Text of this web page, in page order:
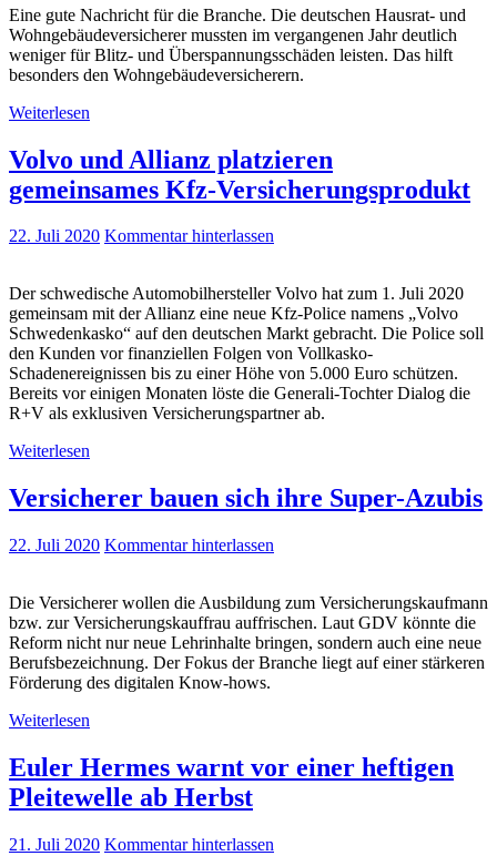
Eine gute Nachricht für die Branche. Die deutschen Hausrat- und
Wohngebäudeversicherer mussten im vergangenen Jahr deutlich
weniger für Blitz- und Überspannungsschäden leisten. Das hilft
besonders den Wohngebäudeversicherern.
Weiterlesen
Volvo und Allianz platzieren
gemeinsames Kfz-Versicherungsprodukt
22. Juli 2020 Kommentar hinterlassen
Der schwedische Automobilhersteller Volvo hat zum 1. Juli 2020
gemeinsam mit der Allianz eine neue Kfz-Police namens „Volvo
Schwedenkasko“ auf den deutschen Markt gebracht. Die Police soll
den Kunden vor finanziellen Folgen von Vollkasko-
Schadenereignissen bis zu einer Höhe von 5.000 Euro schützen.
Bereits vor einigen Monaten löste die Generali-Tochter Dialog die
R+V als exklusiven Versicherungspartner ab.
Weiterlesen
Versicherer bauen sich ihre Super-Azubis
22. Juli 2020 Kommentar hinterlassen
Die Versicherer wollen die Ausbildung zum Versicherungskaufmann
bzw. zur Versicherungskauffrau auffrischen. Laut GDV könnte die
Reform nicht nur neue Lehrinhalte bringen, sondern auch eine neue
Berufsbezeichnung. Der Fokus der Branche liegt auf einer stärkeren
Förderung des digitalen Know-hows.
Weiterlesen
Euler Hermes warnt vor einer heftigen
Pleitewelle ab Herbst
21. Juli 2020 Kommentar hinterlassen